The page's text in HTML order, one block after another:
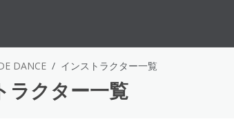
DANCE インストラクター一覧
ラクター一覧